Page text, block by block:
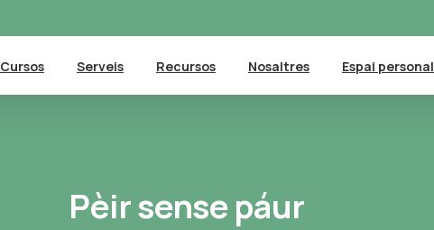
Cursos Serveis Recursos Nosaltres Espai personal
Pèirsense páur